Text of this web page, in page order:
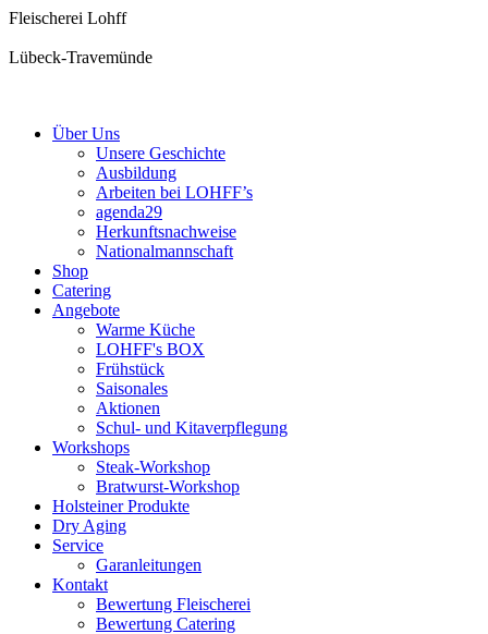
Fleischerei Lohff
Lübeck-Travemünde
Über Uns
Unsere Geschichte
Ausbildung
Arbeiten bei LOHFF’s
agenda29
Herkunftsnachweise
Nationalmannschaft
Shop
Catering
Angebote
Warme Küche
LOHFF's BOX
Frühstück
Saisonales
Aktionen
Schul- und Kitaverpflegung
Workshops
Steak-Workshop
Bratwurst-Workshop
Holsteiner Produkte
Dry Aging
Service
Garanleitungen
Kontakt
Bewertung Fleischerei
Bewertung Catering